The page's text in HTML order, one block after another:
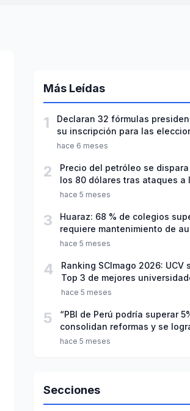
Más Leídas
1
Declaran 32 fórmulas
su inscripción para las
hace 6 meses
2
Precio del petróleo se
los 80 dólares tras ataques a
hace 5 meses
3
Huaraz: 68 % de colegios
requiere mantenimiento de
de inicio del año escolar 2026
hace 5 meses
4
Ranking SCImago 2026: UCV
Top 3 de mejores
Perú
hace 5 meses
5
“PBI de Perú podría superar
consolidan reformas y se
hace 5 meses
Secciones